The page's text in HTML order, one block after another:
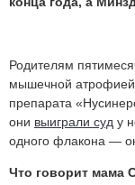
Родителям
мышечной атрофией
препарата
они выиграли суд у
одного флакона —
Что говорит мама